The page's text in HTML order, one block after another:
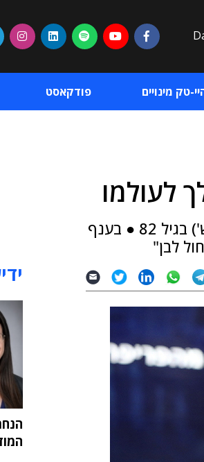
טק מינויים פודקאסט
לעולמו
זיסאפל, שיחד עם אחיו, זהר, הקים את קבוצת רד בינת, הלך לעולמו אמש (ש') בגיל 82 ● בענף
לבן"